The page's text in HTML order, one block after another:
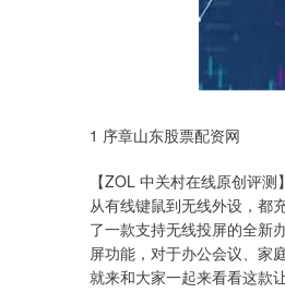
1 序章山东股票配资网
【ZOL 中关村在线原创评
从有线键鼠到无线外设，都
了一款支持无线投屏的全新
屏功能，对于办公会议、家
就来和大家一起来看看这款